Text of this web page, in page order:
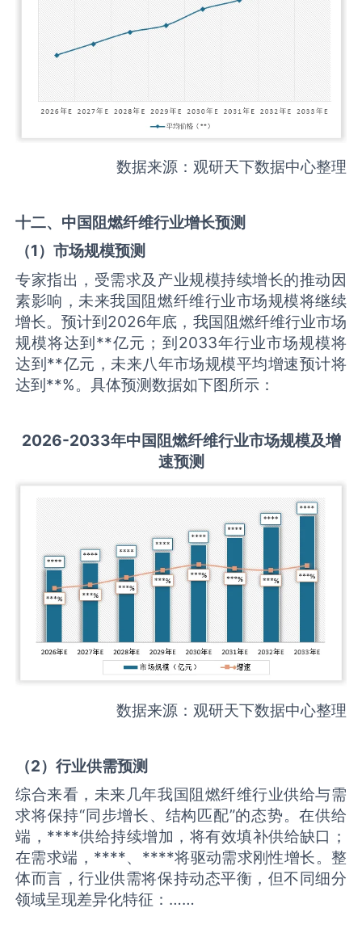
数据来源：观研天下数据中心整理
十二、中国阻燃纤维行业增长预测
（1）市场规模预测
专家指出，受需求及产业规模持续增长的推动因
素影响，未来我国阻燃纤维行业市场规模将继续
增长。预计到2026年底，我国阻燃纤维行业市场
规模将达到**亿元；到2033年行业市场规模将
达到**亿元，未来八年市场规模平均增速预计将
达到**%。具体预测数据如下图所示：
2026-2033年中国阻燃纤维行业市场规模及增
速预测
数据来源：观研天下数据中心整理
（2）行业供需预测
综合来看，未来几年我国阻燃纤维行业供给与需
求将保持“同步增长、结构匹配”的态势。在供给
端，****供给持续增加，将有效填补供给缺口；
在需求端，****、****将驱动需求刚性增长。整
体而言，行业供需将保持动态平衡，但不同细分
领域呈现差异化特征：……